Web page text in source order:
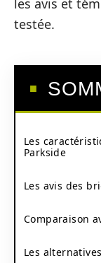
les avis et
testée.
Les
Parkside
Les avis des
Comparaison
Les